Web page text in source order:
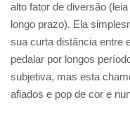
alto fator de diversão
longo prazo). Ela
sua curta distância entre
pedalar por longos
subjetiva, mas esta
afiados e pop de cor e